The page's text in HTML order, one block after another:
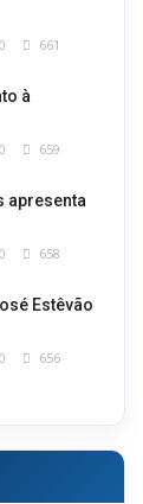
0 661
à
0 659
apresenta
0 658
Estêvão
0 656